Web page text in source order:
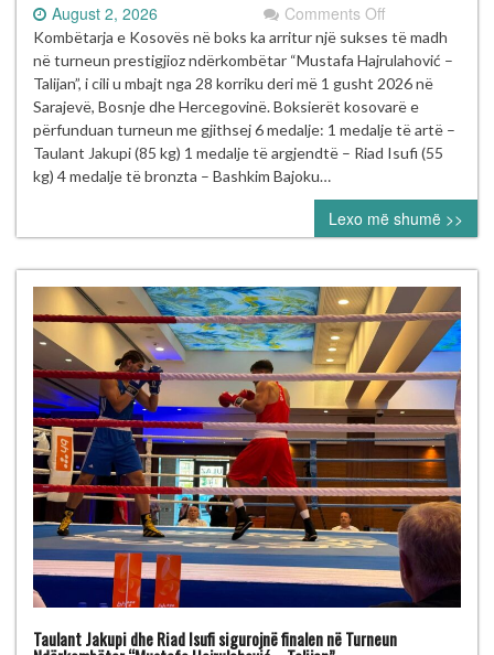
August 2, 2026 Comments Offon
Kosova
shkëlqen
në
Turneun
Ndërkombëtar
të
“Mustafa
Hajrulahović
–
Talijan”
me
gjashtë
medalje
Kombëtarja e Kosovës në boks ka arritur një sukses të madh
në turneun prestigjioz ndërkombëtar “Mustafa Hajrulahović –
Talijan”, i cili u mbajt nga 28 korriku deri më 1 gusht 2026 në
Sarajevë, Bosnje dhe Hercegovinë. Boksierët kosovarë e
përfunduan turneun me gjithsej 6 medalje: 1 medalje të artë –
Taulant Jakupi (85 kg) 1 medalje të argjendtë – Riad Isufi (55
kg) 4 medalje të bronzta – Bashkim Bajoku…
Lexo më shumë >>
Taulant Jakupi dhe Riad Isufi sigurojnë finalen në Turneun